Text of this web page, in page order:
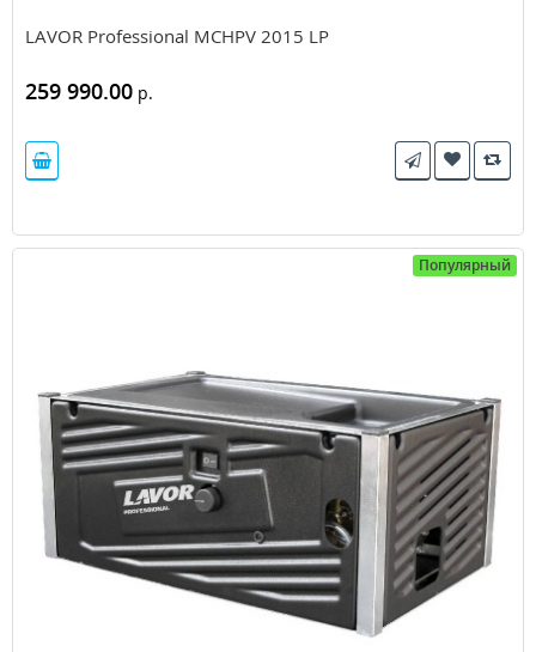
LAVOR Professional MCHPV 2015 LP
259 990.00 р.
Популярный